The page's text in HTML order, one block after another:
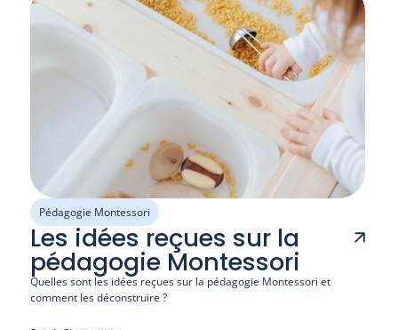
Pédagogie Montessori
Les idées reçues sur la
pédagogie Montessori
Quelles sont les idées reçues sur la pédagogie Montessori et
comment les déconstruire ?